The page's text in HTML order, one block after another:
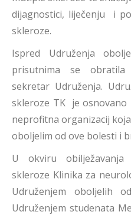
dijagnostici, liječenju i
skleroze.
Ispred Udruženja
prisutnima se
sekretar Udruženja.
skleroze TK je osnovano
neprofitna organizacij
oboljelim od ove bolesti i
U okviru obilježavanja
skleroze Klinika za
Udruženjem oboljelih
Udruženjem studenata